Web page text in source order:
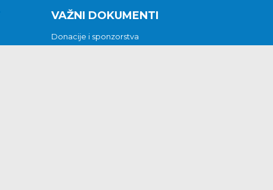
VAŽNI DOKUMENTI
Donacije i sponzorstva